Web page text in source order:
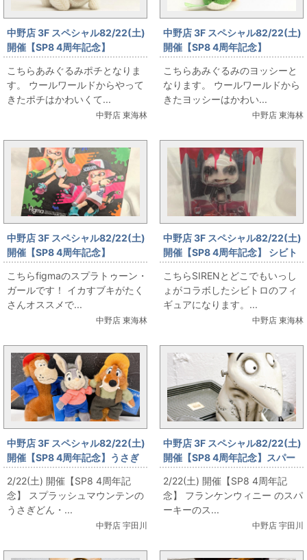
中野店 3F スペシャル82/22(土)
開催【SP8 4周年記念】
amiibo・あみぐるみポチ を販
売します！
こちらあみぐるみポチとなりま
す。 ウールワールドからやって
きたポチはかわいくて...
中野店 東海林
中野店 3F スペシャル82/22(土)
開催【SP8 4周年記念】
amiibo・あみぐるみヨッシー
を販売します！
こちらあみぐるみのヨッシーと
なります。 ウールワールドから
きたヨッシーはかわい...
中野店 東海林
中野店 3F スペシャル82/22(土)
開催【SP8 4周年記念】
figma・スプラトゥーン・ガー
ルDXエディション を販売しま
す！
こちらfigmaのスプラトゥーン・
ガールです！ イカすブキがたく
さんオススメで...
中野店 東海林
中野店 3F スペシャル82/22(土)
開催【SP8 4周年記念】 シビト
ロ を販売します！
こちらSIRENとどこでもいっし
ょがコラボしたシビトロのフィ
ギュアになります。...
中野店 東海林
中野店 3F スペシャル82/22(土)
開催【SP8 4周年記念】うさぎ
どんたちのストラップ を販売し
ます！
2/22(土) 開催【SP8 4周年記
念】 スプラッシュマウンテンの
うさぎどん・...
中野店 宇田川
中野店 3F スペシャル82/22(土)
開催【SP8 4周年記念】スパー
キーのスカルプチャー を販売し
ます！
2/22(土) 開催【SP8 4周年記
念】 フランケンウィニー のスパ
ーキーのス...
中野店 宇田川